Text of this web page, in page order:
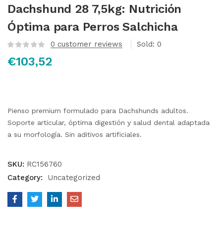
Dachshund 28 7,5kg: Nutrición
Óptima para Perros Salchicha
0 customer reviews Sold: 0
€103,52
Pienso premium formulado para Dachshunds adultos.
Soporte articular, óptima digestión y salud dental adaptada
a su morfología. Sin aditivos artificiales.
SKU: RC156760
Category:
Uncategorized